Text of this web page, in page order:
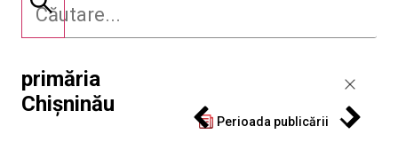
primăria
Chișninău
Perioada publicării